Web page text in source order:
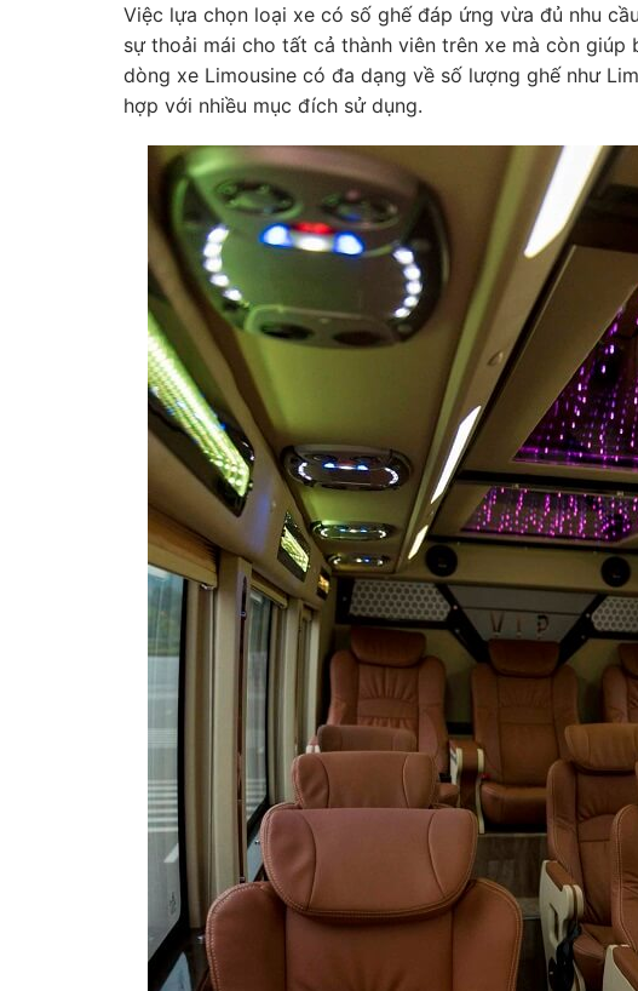
Việc lựa chọn loại xe có số ghế đáp ứng vừa đủ nhu
sự thoải mái cho tất cả thành viên trên xe mà còn
dòng xe Limousine có đa dạng về số lượng ghế như
hợp với nhiều mục đích sử dụng.